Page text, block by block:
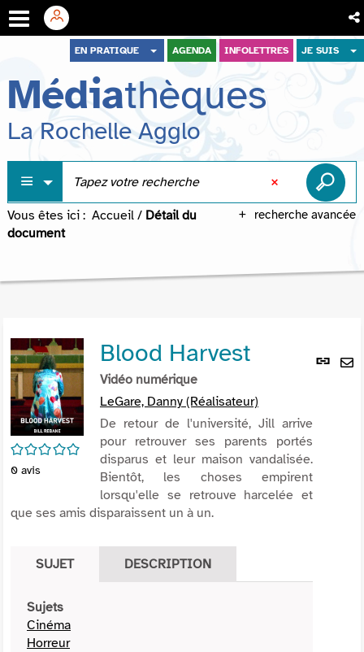
menu
contenu
recherche
EN PRATIQUE AGENDA INFOLETTRES JE SUIS
Médiathèques
La Rochelle Agglo
recherche avancée
Vous êtes ici : Accueil / Détail du
document
Lien
/5
0 avis
Blood Harvest
Vidéo numérique
LeGare, Danny (Réalisateur)
De retour de l'université, Jill arrive
pour retrouver ses parents portés
disparus et leur maison vandalisée.
Bientôt, les choses empirent
lorsqu'elle se retrouve harcelée et
que ses amis disparaissent un à un.
SUJET DESCRIPTION
Sujets
Cinéma
Horreur